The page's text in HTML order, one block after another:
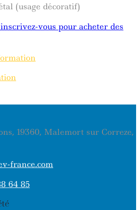
(usage décoratif)
vous pour acheter des
19360, Malemort sur Correze,
france.com
64 85